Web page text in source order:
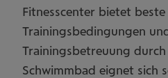
Fitnesscenter bietet beste
Trainingsbedingungen
Trainingsbetreuung durch
Schwimmbad eignet sich